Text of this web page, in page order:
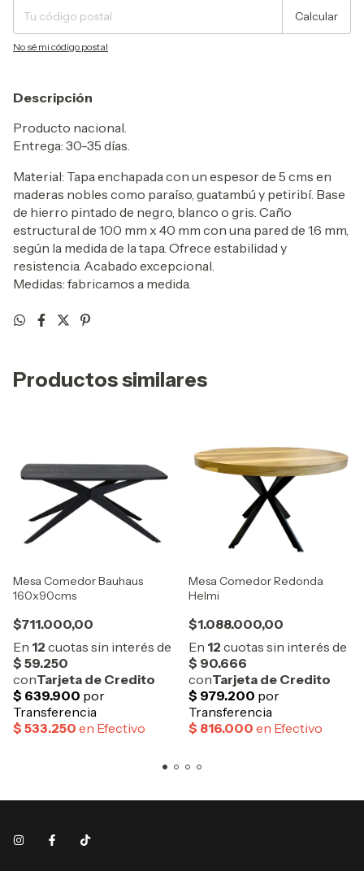
Calcular
No sé mi código postal
Descripción
Producto nacional.
Entrega: 30-35 días.
Material: Tapa enchapada con un espesor de 5 cms en
maderas nobles como paraíso, guatambú y petiribí. Base
de hierro pintado de negro, blanco o gris. Caño
estructural de 100 mm x 40 mm con una pared de 1.6 mm,
según la medida de la tapa. Ofrece estabilidad y
resistencia. Acabado excepcional.
Medidas: fabricamos a medida.
Productos similares
Mesa Comedor Bauhaus
160x90cms
$711.000,00
Mesa Comedor Redonda
Helmi
$1.088.000,00